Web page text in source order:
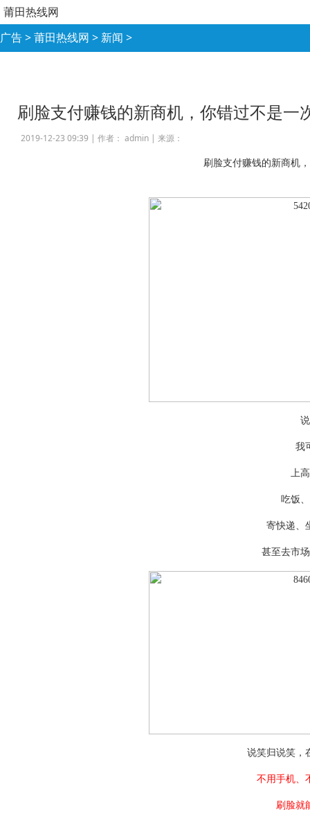
莆田热线网
广告>莆田热线网 > 新闻 >
刷脸支付赚钱的新商机，你错过不是一
2019-12-23 09:39 | 作者： admin| 来源：
刷脸支付赚钱的新商机
我
上
吃饭
寄快递、
甚至去市
说笑归说笑，
不用手机、
刷脸就